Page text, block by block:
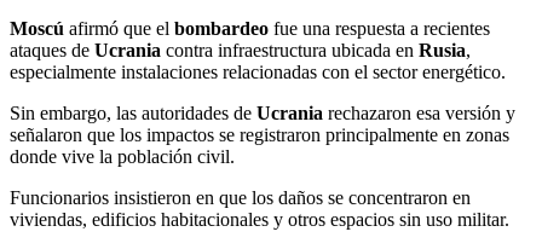
Moscú afirmó que el bombardeo fue una respuesta a recientes
ataques de Ucrania contra infraestructura ubicada en Rusia,
especialmente instalaciones relacionadas con el sector energético.
Sin embargo, las autoridades de Ucrania rechazaron esa versión y
señalaron que los impactos se registraron principalmente en zonas
donde vive la población civil.
Funcionarios insistieron en que los daños se concentraron en
viviendas, edificios habitacionales y otros espacios sin uso militar.